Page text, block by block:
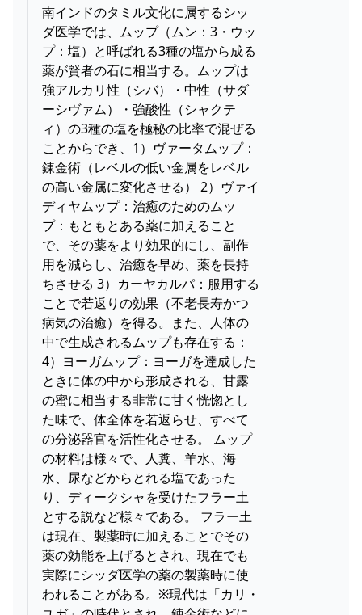
南インドのタミル文化に属するシッ
ダ医学では、ムップ（ムン：3・ウッ
プ：塩）と呼ばれる3種の塩から成る
薬が賢者の石に相当する。ムップは
強アルカリ性（シバ）・中性（サダ
ーシヴァム）・強酸性（シャクテ
ィ）の3種の塩を極秘の比率で混ぜる
ことからでき、1）ヴァータムップ：
錬金術（レベルの低い金属をレベル
の高い金属に変化させる） 2）ヴァイ
ディヤムップ：治癒のためのムッ
プ：もともとある薬に加えること
で、その薬をより効果的にし、副作
用を減らし、治癒を早め、薬を長持
ちさせる 3）カーヤカルパ：服用する
ことで若返りの効果（不老長寿かつ
病気の治癒）を得る。また、人体の
中で生成されるムップも存在する：
4）ヨーガムップ：ヨーガを達成した
ときに体の中から形成される、甘露
の蜜に相当する非常に甘く恍惚とし
た味で、体全体を若返らせ、すべて
の分泌器官を活性化させる。 ムップ
の材料は様々で、人糞、羊水、海
水、尿などからとれる塩であった
り、ディークシャを受けたフラー土
とする説など様々である。 フラー土
は現在、製薬時に加えることでその
薬の効能を上げるとされ、現在でも
実際にシッダ医学の薬の製薬時に使
われることがある。※現代は「カリ・